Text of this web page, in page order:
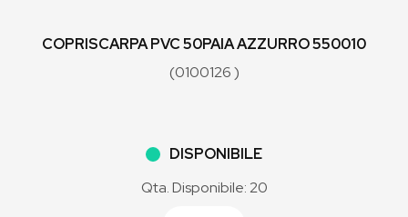
COPRISCARPA PVC 50PAIA AZZURRO 550010
(0100126 )
DISPONIBILE
Qta. Disponibile: 20